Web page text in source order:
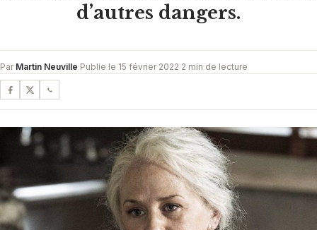
d’autres dangers.
Par Martin Neuville·Publie le 15 février 2022·2 min de lecture